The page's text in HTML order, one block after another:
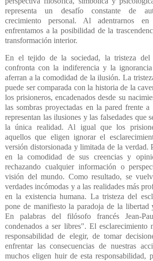
representa un desafío constante de
crecimiento personal. Al adentrarnos
enfrentamos a la posibilidad de la
transformación interior.
En el tejido de la sociedad, la tristeza del
confronta con la indiferencia y la
aferran a la comodidad de la ilusión. La
puede ser comparada con la historia de la
los prisioneros, encadenados desde su
las sombras proyectadas en la pared frente a
representan las ilusiones y las falsedades que
la única realidad. Al igual que los
aquellos que eligen ignorar el
versión distorsionada y limitada de la verdad.
en la comodidad de sus creencias y
rechazando cualquier información o
visión del mundo. Como resultado, se
verdades incómodas y a las realidades más
en la existencia humana. La tristeza del
pone de manifiesto la paradoja de la libertad
En palabras del filósofo francés Jean-
condenados a ser libres". El esclarecimiento
responsabilidad de elegir, de tomar
enfrentar las consecuencias de nuestras
muchos eligen huir de esta responsabilidad,